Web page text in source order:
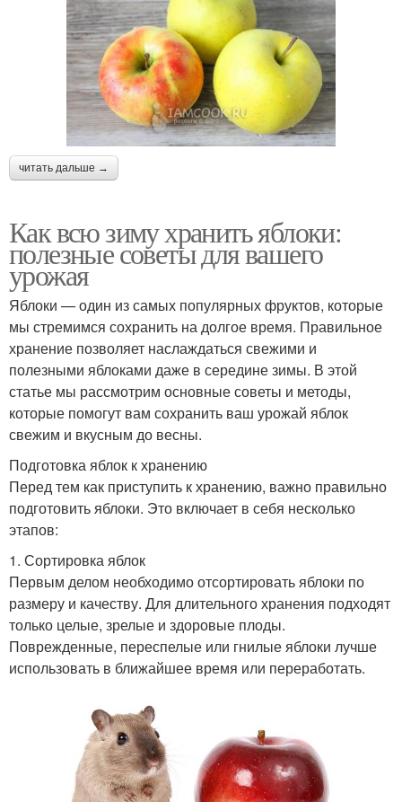
читать дальше →
Как всю зиму хранить яблоки:
полезные советы для вашего
урожая
Яблоки — один из самых популярных фруктов, которые
мы стремимся сохранить на долгое время. Правильное
хранение позволяет наслаждаться свежими и
полезными яблоками даже в середине зимы. В этой
статье мы рассмотрим основные советы и методы,
которые помогут вам сохранить ваш урожай яблок
свежим и вкусным до весны.
Подготовка яблок к хранению
Перед тем как приступить к хранению, важно правильно
подготовить яблоки. Это включает в себя несколько
этапов:
1. Сортировка яблок
Первым делом необходимо отсортировать яблоки по
размеру и качеству. Для длительного хранения подходят
только целые, зрелые и здоровые плоды.
Поврежденные, переспелые или гнилые яблоки лучше
использовать в ближайшее время или переработать.